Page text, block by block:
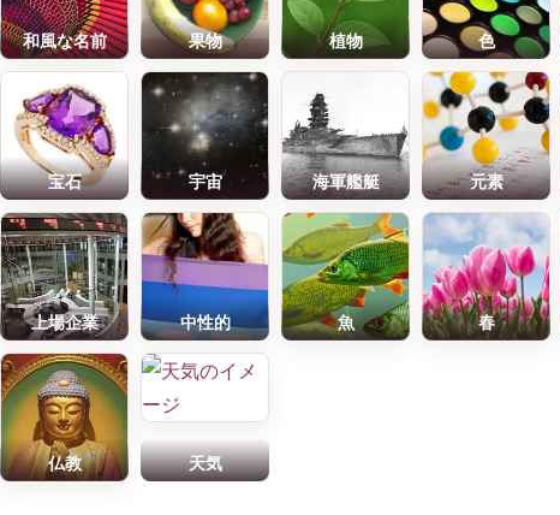
和風な名前 果物 植物 色
宝石 宇宙 海軍艦艇 元素
上場企業 中性的 魚 春
仏教 天気